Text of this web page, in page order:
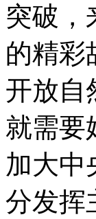
突破，
的精彩
开放自
就需要
加大中
分发挥